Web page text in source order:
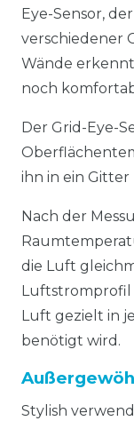
Eye-Sensor,
verschiedener
Wände
noch
Der Grid-Eye-
ihn in ein
Nach der
die Luft
Luftstromprofil
Luft gezielt in
benötigt wird.
Stylish